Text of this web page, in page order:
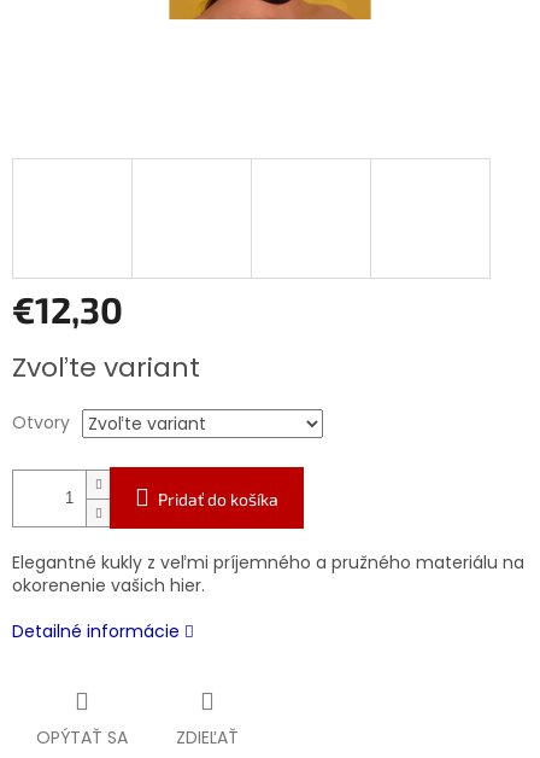
€12,30
cena:
Zvoľte variant
Otvory
Pridať do košíka
Elegantné kukly z veľmi príjemného a pružného materiálu na
okorenenie vašich hier.
Detailné informácie
OPÝTAŤ SA ZDIEĽAŤ